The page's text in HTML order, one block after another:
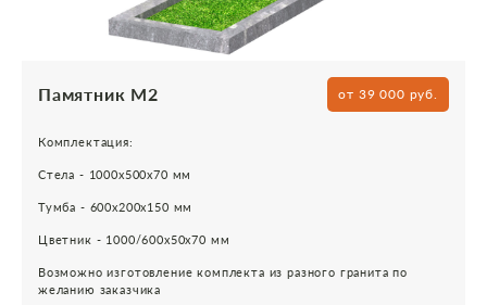
Памятник М2 от 39 000 руб.
Комплектация:
Стела - 1000х500х70 мм
Тумба - 600х200х150 мм
Цветник - 1000/600х50х70 мм
Возможно изготовление комплекта из разного гранита по
желанию заказчика